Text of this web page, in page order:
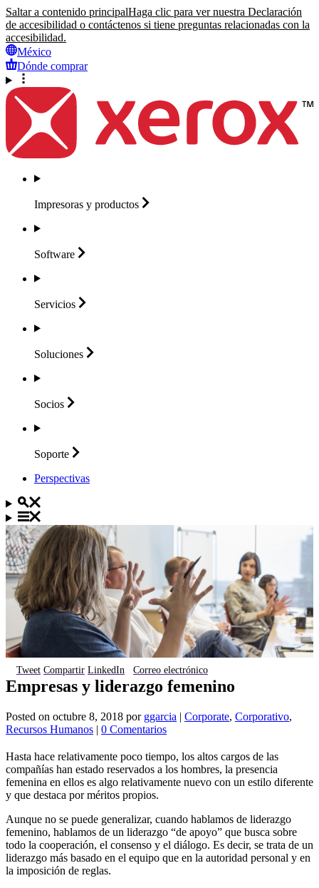
Saltar a contenido principalHaga clic para ver nuestra Declaración
de accesibilidad o contáctenos si tiene preguntas relacionadas con la
accesibilidad.
México
Dónde comprar
Impresoras y productos
Software
Servicios
Soluciones
Socios
Soporte
Perspectivas
Tweet Compartir LinkedIn Correo electrónico
Empresas y liderazgo femenino
Posted on octubre 8, 2018 por ggarcia | Corporate, Corporativo,
Recursos Humanos | 0 Comentarios
Hasta hace relativamente poco tiempo, los altos cargos de las
compañías han estado reservados a los hombres, la presencia
femenina en ellos es algo relativamente nuevo con un estilo diferente
y que destaca por méritos propios.
Aunque no se puede generalizar, cuando hablamos de liderazgo
femenino, hablamos de un liderazgo “de apoyo” que busca sobre
todo la cooperación, el consenso y el diálogo. Es decir, se trata de un
liderazgo más basado en el equipo que en la autoridad personal y en
la imposición de reglas.